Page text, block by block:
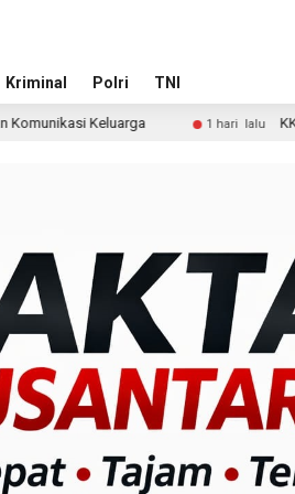
Kriminal Polri TNI
1 hari lalu KKN Undip Bekali